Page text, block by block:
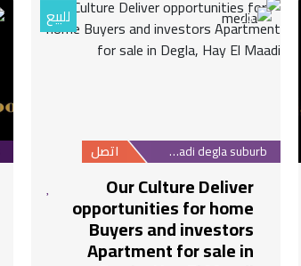
20 للبيع
Maadi degla suburb اتصل
Our Culture Deliver
opportunities for home
Buyers and investors
Apartment for sale in